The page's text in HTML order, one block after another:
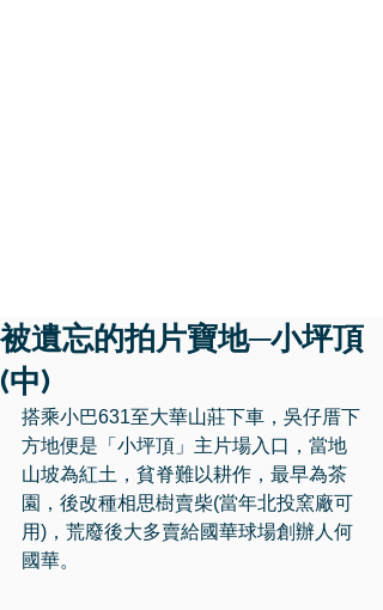
被遺忘的拍片寶地─小坪頂
(中)
搭乘小巴631至大華山莊下車，吳仔厝下
方地便是「小坪頂」主片場入口，當地
山坡為紅土，貧脊難以耕作，最早為茶
園，後改種相思樹賣柴(當年北投窯廠可
用)，荒廢後大多賣給國華球場創辦人何
國華。